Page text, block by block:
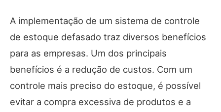
A implementação de um sistema de controle
de estoque defasado traz diversos benefícios
para as empresas. Um dos principais
benefícios é a redução de custos. Com um
controle mais preciso do estoque, é possível
evitar a compra excessiva de produtos e a